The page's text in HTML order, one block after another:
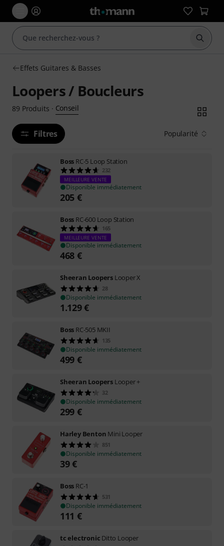
Effets Guitares & Basses
Loopers / Boucleurs
89 Produits · Conseil
Filtres Popularité
Boss RC-5 Loop Station
232
MEILLEURE VENTE
Disponible immédiatement
205 €
Boss RC-600 Loop Station
165
MEILLEURE VENTE
Disponible immédiatement
468 €
Sheeran Loopers Looper X
28
Disponible immédiatement
1.129€
Boss RC-505 MKII
135
Disponible immédiatement
499 €
Sheeran Loopers Looper +
32
Disponible immédiatement
299 €
Harley Benton Mini Looper
851
Disponible immédiatement
39€
Boss RC-1
531
Disponible immédiatement
111 €
tc electronic Ditto Looper